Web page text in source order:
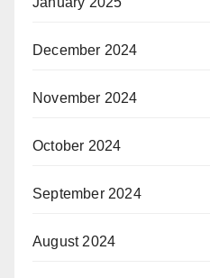
December 2024
November 2024
October 2024
September 2024
August 2024